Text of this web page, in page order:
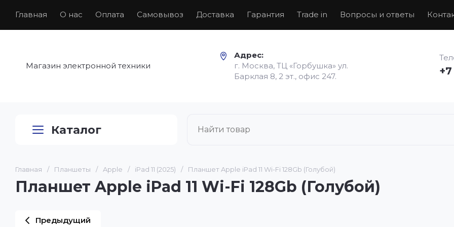
Главная О нас Оплата Самовывоз Доставка Гарантия Trade in Вопросы и ответы
Магазин электронной техники
Адрес:
г. Москва, ТЦ «Горбушка» ул.
Барклая 8, 2 эт., офис 247.
Каталог
Главная / Планшеты / Apple / iPad 11 (2025) / Планшет Apple iPad 11 Wi-Fi 128Gb (Голубой)
Планшет Apple iPad 11 Wi-Fi 128Gb (Голубой)
Предыдущий